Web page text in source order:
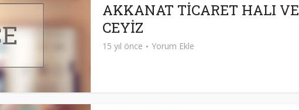
AKKANAT TİCARET HALI VE
CEYİZ
15 yıl önce Yorum Ekle